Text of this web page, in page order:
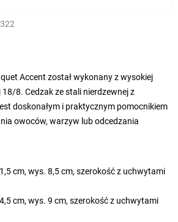
Accent został wykonany z wysokiej
8. Cedzak ze stali nierdzewnej z
doskonałym i praktycznym pomocnikiem
owoców, warzyw lub odcedzania
cm, wys. 8,5 cm, szerokość z uchwytami
cm, wys. 9 cm, szerokość z uchwytami